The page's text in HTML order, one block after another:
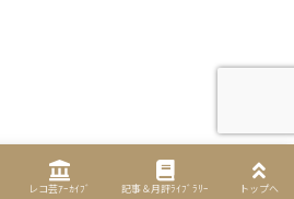
レコ芸ｱｰｶｲﾌﾞ 記事＆月評ﾗｲﾌﾞﾗﾘｰ トップへ